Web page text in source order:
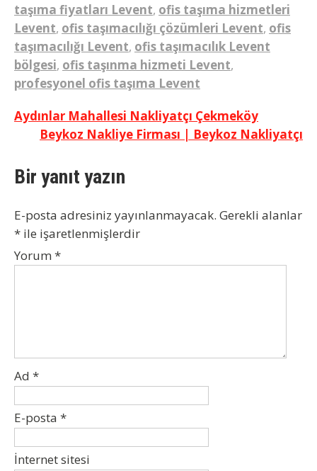
taşıma fiyatları Levent, ofis taşıma hizmetleri
Levent, ofis taşımacılığı çözümleri Levent, ofis
taşımacılığı Levent, ofis taşımacılık Levent
bölgesi, ofis taşınma hizmeti Levent,
profesyonel ofis taşıma Levent
Yazı
gezinmesi
Aydınlar Mahallesi Nakliyatçı Çekmeköy
Beykoz Nakliye Firması | Beykoz Nakliyatçı
Bir yanıt yazın
E-posta adresiniz yayınlanmayacak. Gerekli alanlar
* ile işaretlenmişlerdir
Yorum *
Ad *
E-posta *
İnternet sitesi